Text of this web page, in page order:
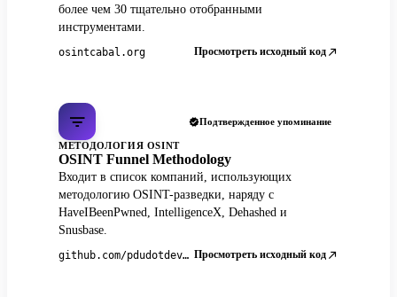
более чем 30 тщательно отобранными
инструментами.
osintcabal.org Просмотреть исходный код
Подтвержденное упоминание
МЕТОДОЛОГИЯ OSINT
OSINT Funnel Methodology
Входит в список компаний, использующих
методологию OSINT-разведки, наряду с
HaveIBeenPwned, IntelligenceX, Dehashed и
Snusbase.
github.com/pdudotdev/ofm Просмотреть исходный код